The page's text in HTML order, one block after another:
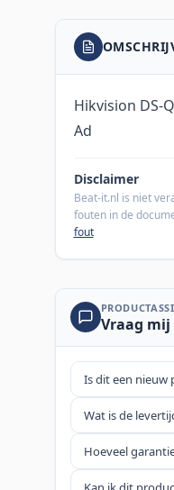
Hikvision DS-
Ad
Disclaimer
Beat-it.nl is niet
fouten in de
fout
Vraag
Is dit een nieuw
Wat is de
Hoeveel